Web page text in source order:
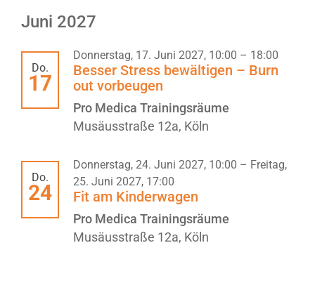
Juni 2027
Do.
17
Besser Stress bewältigen – Burn
out vorbeugen
Donnerstag, 17. Juni 2027, 10:00 – 18:00
Pro Medica Trainingsräume
Musäusstraße 12a, Köln
Do.
24 Fit am Kinderwagen
Donnerstag, 24. Juni 2027, 10:00 – Freitag,
25. Juni 2027, 17:00
Pro Medica Trainingsräume
Musäusstraße 12a, Köln